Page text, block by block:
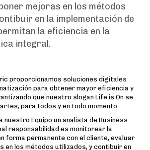
mejoras en los métodos
en la implementación de
la eficiencia en la
integral.
proporcionamos soluciones digitales
para obtener mayor eficiencia y
que nuestro slogan Life is On se
para todos y en todo momento.
nuestro Equipo un analista de Business
responsabilidad es monitorear la
forma permanente con el cliente, evaluar
en los métodos utilizados, y contibuir en